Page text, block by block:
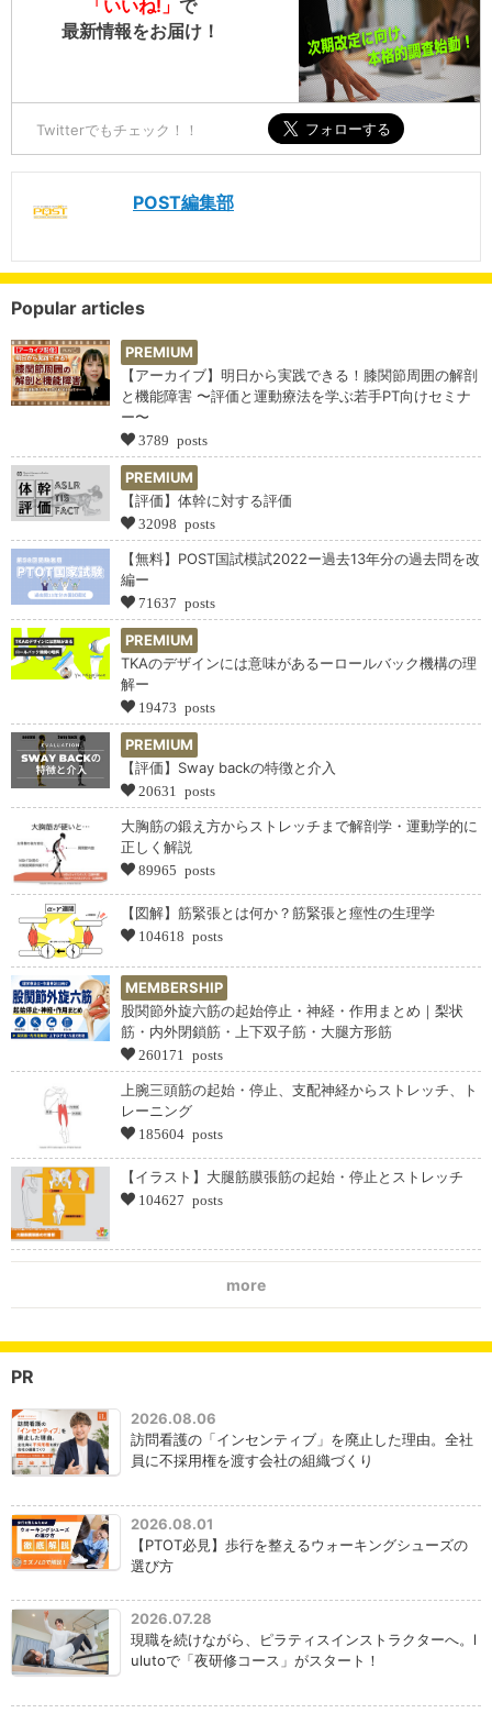
「いいね!」 で
最新情報をお届け！
Twitterでもチェック！！
POST編集部
Popular articles
PREMIUM
【アーカイブ】明日から実践できる！膝関節周囲の解剖
と機能障害 〜評価と運動療法を学ぶ若手PT向けセミナ
ー〜
3789 posts
PREMIUM
【評価】体幹に対する評価
32098 posts
【無料】POST国試模試2022ー過去13年分の過去問を改
編ー
71637 posts
PREMIUM
TKAのデザインには意味があるーロールバック機構の理
解ー
19473 posts
PREMIUM
【評価】Sway backの特徴と介入
20631 posts
大胸筋の鍛え方からストレッチまで解剖学・運動学的に
正しく解説
89965 posts
【図解】筋緊張とは何か？筋緊張と痙性の生理学
104618 posts
MEMBERSHIP
股関節外旋六筋の起始停止・神経・作用まとめ｜梨状
筋・内外閉鎖筋・上下双子筋・大腿方形筋
260171 posts
上腕三頭筋の起始・停止、支配神経からストレッチ、ト
レーニング
185604 posts
【イラスト】大腿筋膜張筋の起始・停止とストレッチ
104627 posts
more
PR
2026.08.06
訪問看護の「インセンティブ」を廃止した理由。全社
員に不採用権を渡す会社の組織づくり
2026.08.01
【PTOT必見】歩行を整えるウォーキングシューズの
選び方
2026.07.28
現職を続けながら、ピラティスインストラクターへ。l
ulutoで「夜研修コース」がスタート！